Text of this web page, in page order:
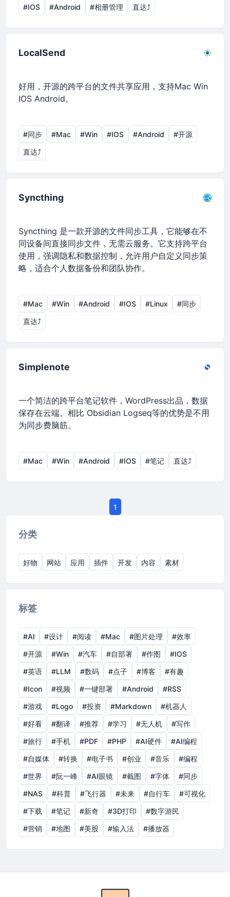
分类
好物 网站 应用 插件 开发 内容 素材
标签
#AI #设计 #阅读 #Mac #图片处理
#效率
#开源
#Win #汽车 #自部署 #作图
#IOS
#英语
#LLM #数码 #点子 #博客
#有趣
#Icon
#视频 #一键部署 #Android
#RSS
#游戏
#Logo #投资 #Markdown
#机器人
#好看
#翻译 #推荐 #学习 #无人机
#写作
#旅行
#手机 #PDF #PHP #AI硬件
#AI编程
#自媒体
#转换 #电子书 #创业 #音乐
#编程
#世界
#阮一峰 #AI眼镜 #截图 #字体
#同步
#NAS
#科普 #飞行器 #未来 #自行车
#可视化
#下载
#笔记 #新奇 #3D打印
#数字游民
#营销
#地图 #美股 #输入法 #播放器
#IOS #Android #相册管理 直达⤴︎
LocalSend
好用，开源的跨平台的文件共享应用，支持Mac Win
IOS Android。
#同步 #Mac #Win #IOS #Android
#开源
直达⤴︎
Syncthing
Syncthing 是一款开源的文件同步工具，它能够在不
同设备间直接同步文件，无需云服务。它支持跨平台
使用，强调隐私和数据控制，允许用户自定义同步策
略，适合个人数据备份和团队协作。
#Mac #Win #Android #IOS #Linux
#同步
直达⤴︎
Simplenote
一个简洁的跨平台笔记软件，WordPress出品，数据
保存在云端。相比 Obsidian Logseq等的优势是不用
为同步费脑筋。
#Mac #Win #Android #IOS #笔记 直达⤴︎
1